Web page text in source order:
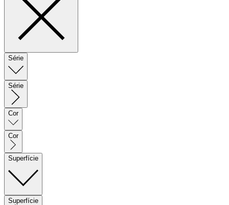
Série
Série
Cor
Cor
Superfície
Superfície